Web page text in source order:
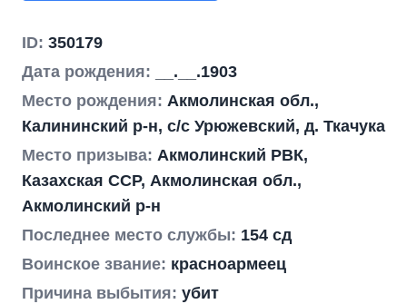
ID: 350179
Дата рождения:
__.__.1903
Место рождения: Акмолинская обл.,
Калининский р-н, с/с Урюжевский, д. Ткачука
Место призыва: Акмолинский РВК,
Казахская ССР, Акмолинская обл.,
Акмолинский р-н
Последнее место службы: 154 сд
Воинское звание: красноармеец
Причина выбытия: убит